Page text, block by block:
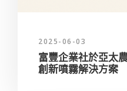
2025-06-03
富豐企業社於亞太
創新噴霧解決方案